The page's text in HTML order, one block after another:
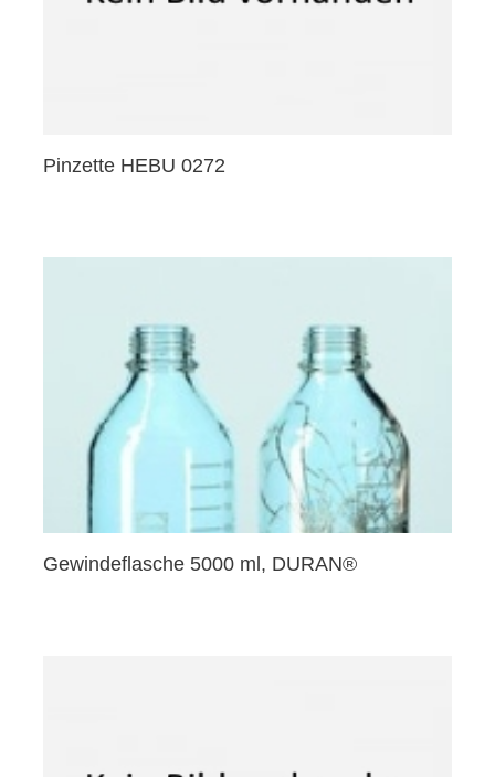
Pinzette HEBU 0272
Gewindeflasche 5000 ml, DURAN®